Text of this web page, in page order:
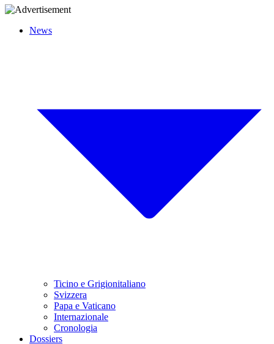
News
Ticino e Grigionitaliano
Svizzera
Papa e Vaticano
Internazionale
Cronologia
Dossiers